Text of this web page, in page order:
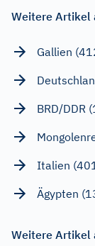
Weitere Artikel
Gallien
BRD/DDR
Italien
Ägypten
Weitere Artikel